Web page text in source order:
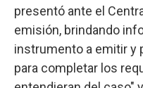
presentó ante el
emisión, brindando
instrumento a emitir y
para completar los